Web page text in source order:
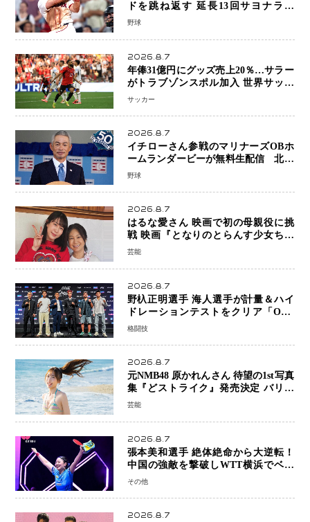
ドを跳ね返す 延長13回サヨナラ勝
ち 吉田正尚選手も2安打1打点で貢献 4
野球
2026.8.7
年俸31億円にグッズ売上20％…サラー
がトラブゾンスポル加入 世界サッカ
ーは「五大リーグ一強」から新時代へ
サッカー
2026.8.7
イチローさん参戦のマリナーズOBホ
ームランダービーが無料生配信 北米
ならではの“魅せる興行”に世界が注目
野球
2026.8.7
はるな愛さん 映画で初の母親役に挑
戦 映画『となりのとらんす少女ちゃ
ん』11月7日公開 未来の自分との対話
芸能
2026.8.7
野杁正明選手 海人選手が計量＆ハイ
ドレーションテストをクリア「ONE
SAMURAI 2」決戦へ万全の準備整う
格闘技
2026.8.7
元NMB48 原かれんさん 待望の1st写真
集『どストライク』発売決定 バリで
魅せる25歳の新境地
芸能
2026.8.7
張本美和選手 絶体絶命から大逆転！
中国の強敵を撃破しWTT横浜でベス
ト8進出
その他
2026.8.7